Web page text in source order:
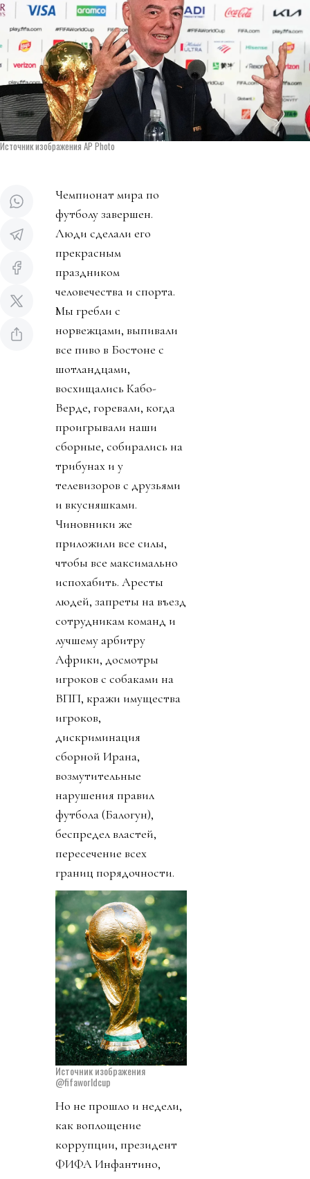
Источник изображения AP Photo
Чемпионат мира по
футболу завершен.
Люди сделали его
прекрасным
праздником
человечества и спорта.
Мы гребли с
норвежцами, выпивали
все пиво в Бостоне с
шотландцами,
восхищались Кабо-
Верде, горевали, когда
проигрывали наши
сборные, собирались на
трибунах и у
телевизоров с друзьями
и вкусняшками.
Чиновники же
приложили все силы,
чтобы все максимально
испохабить. Аресты
людей, запреты на въезд
сотрудникам команд и
лучшему арбитру
Африки, досмотры
игроков с собаками на
ВПП, кражи имущества
игроков,
дискриминация
сборной Ирана,
возмутительные
нарушения правил
футбола (Балогун),
беспредел властей,
пересечение всех
границ порядочности.
Источник изображения
@fifaworldcup
Но не прошло и недели,
как воплощение
коррупции, президент
ФИФА Инфантино,